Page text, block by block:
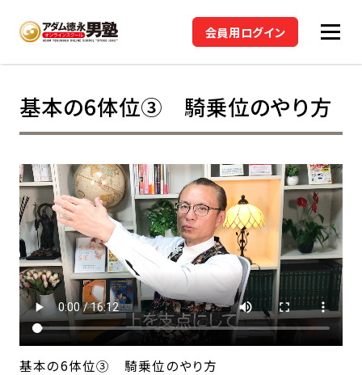
会員用ログイン
基本の6体位③ 騎乗位のやり方
基本の6体位③ 騎乗位のやり方